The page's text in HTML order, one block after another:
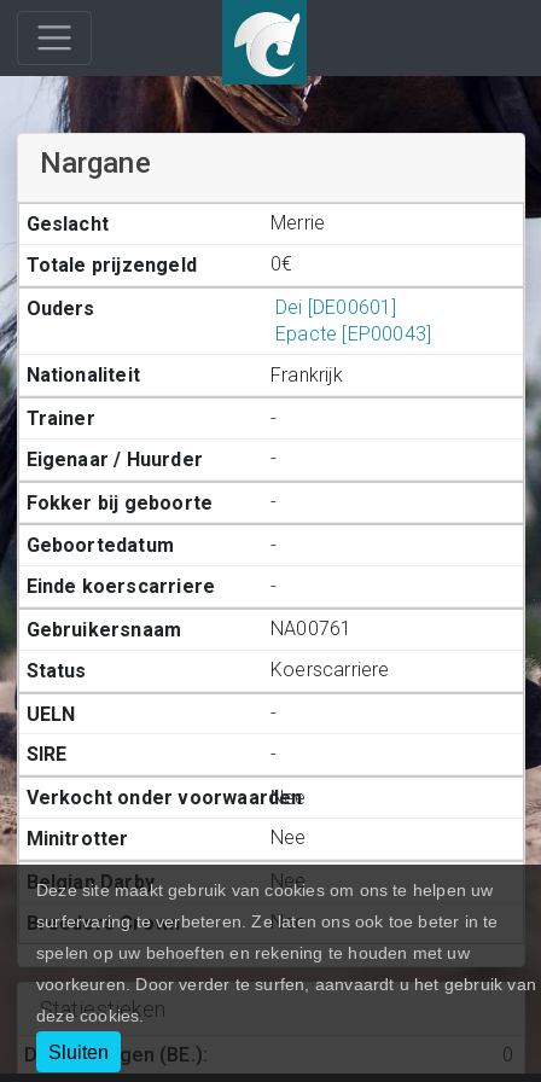
Nargane
Merrie
0€
Dei [DE00601]
Epacte [EP00043]
Frankrijk
-
-
-
-
-
NA00761
Koerscarriere
-
-
Nee
Nee
Nee
Nee
Statiestieken
Deelnemingen (BE.): 0
Deze site maakt gebruik van cookies om ons te helpen uw
surfervaring te verbeteren. Ze laten ons ook toe beter in te
spelen op uw behoeften en rekening te houden met uw
voorkeuren. Door verder te surfen, aanvaardt u het gebruik van
deze cookies.
Sluiten